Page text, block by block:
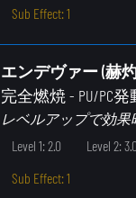
Sub Effect: 1
エンデヴァー (赫
完全燃焼 - PU/PC
レベルアップで効果
Level 1: 2.0
Level 2: 3.0
Sub Effect: 1